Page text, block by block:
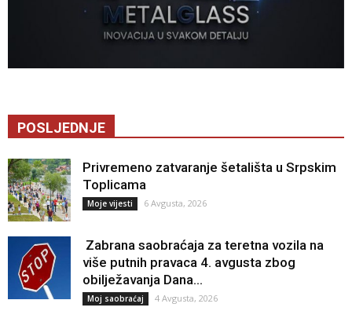
POSLJEDNJE
Privremeno zatvaranje šetališta u Srpskim
Toplicama
Moje vijesti 6 Avgusta, 2026
Zabrana saobraćaja za teretna vozila na
više putnih pravaca 4. avgusta zbog
obilježavanja Dana...
Moj saobraćaj 4 Avgusta, 2026